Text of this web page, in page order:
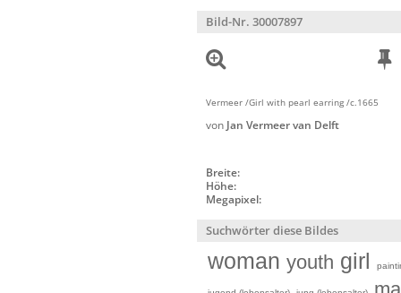
Bild-Nr. 30007897
Vermeer /Girl with pearl earring /c.1665
von Jan Vermeer van Delft
Breite:
Höhe:
Megapixel:
Suchwörter diese Bildes
woman youth girl